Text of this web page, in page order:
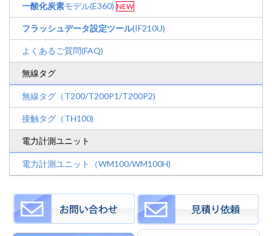
一酸化炭素モデル(E360) NEW
フラッシュデータ設定ツール(IF210U)
よくあるご質問(FAQ)
無線タグ
無線タグ（T200/T200P1/T200P2)
接触タグ（TH100)
電力計測ユニット
電力計測ユニット（WM100/WM100H)